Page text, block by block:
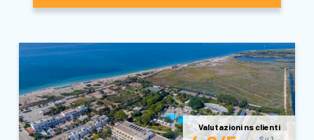
Valutazioni ns clienti